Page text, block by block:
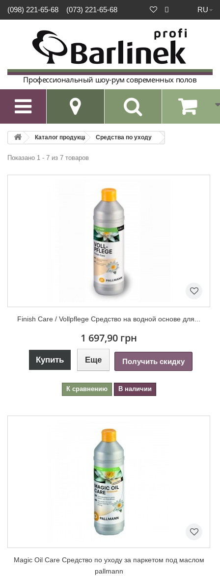
RU
(098) 221-65-68 (073) 221-65-68
Профессиональный шоу-рум современных полов

Каталог продукции Средства по уходу
Finish Care / Vollpflege Средство на водной основе для...
1 697,90 грн
Купить Еще Получить скидку
К сравнению В наличии
Magic Oil Care Средство по уходу за паркетом под маслом
pallmann
Показано 1 - 7 из 7 товаров